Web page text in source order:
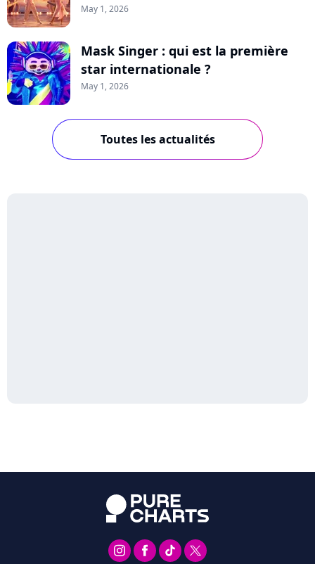
May 1, 2026
Mask Singer : qui est la première
star internationale ?
May 1, 2026
Toutes les actualités